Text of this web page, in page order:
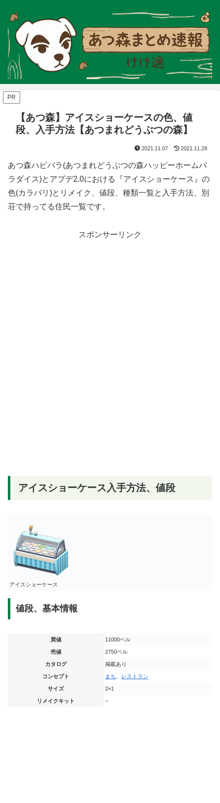
PR
【あつ森】アイスショーケースの色、値
段、入手方法【あつまれどうぶつの森】
2021.11.07 2021.11.28
あつ森ハピパラ(あつまれどうぶつの森ハッピーホームパ
ラダイス)とアプデ2.0における『アイスショーケース』の
色(カラバリ)とリメイク、値段、種類一覧と入手方法、別
荘で持ってる住民一覧です。
スポンサーリンク
アイスショーケース入手方法、値段
アイスショーケース
値段、基本情報
買値 11000ベル
売値 2750ベル
カタログ 掲載あり
コンセプト まち、 レストラン
サイズ 2×1
リメイクキット –